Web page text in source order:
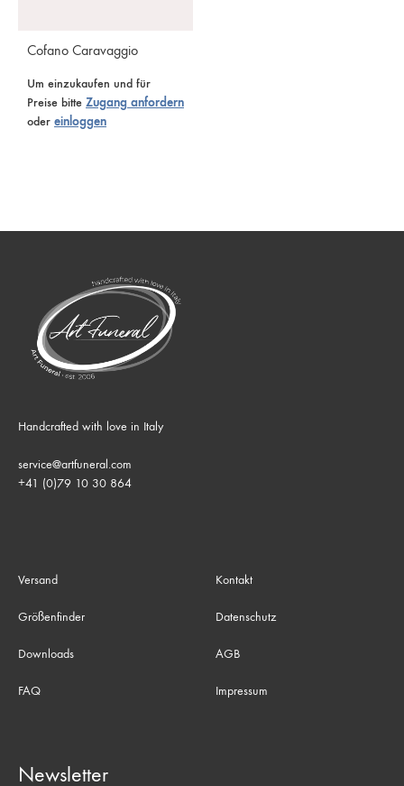
Cofano Caravaggio
Um einzukaufen und für
Preise bitte Zugang anfordern
oder einloggen
Handcrafted with love in Italy
service@artfuneral.com
+41 (0)79 10 30 864
Versand
Größenfinder
Downloads
FAQ
Kontakt
Datenschutz
AGB
Impressum
Newsletter